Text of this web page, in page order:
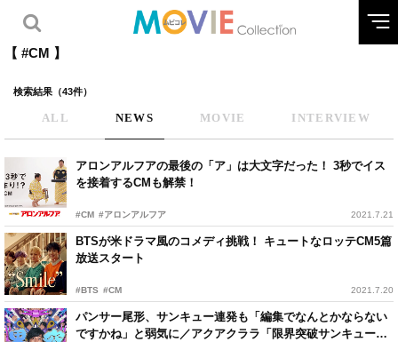
【 #CM 】
検索結果（43件）
ALL NEWS MOVIE INTERVIEW
アロンアルフアの最後の「ア」は大文字だった！ 3秒でイス
を接着するCMも解禁！
#CM #アロンアルフア 2021.7.21
BTSが米ドラマ風のコメディ挑戦！ キュートなロッテCM5篇
放送スタート
#BTS #CM 2021.7.20
パンサー尾形、サンキュー連発も「編集でなんとかならない
ですかね」と弱気に／アクアクララ「限界突破サンキュー企